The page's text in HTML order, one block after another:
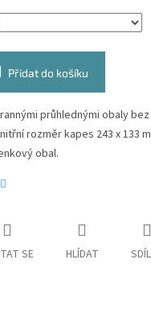
Přidat do košíku
průhlednými obaly
rozměr kapes 243 x 133
obal.
SE HLÍDAT